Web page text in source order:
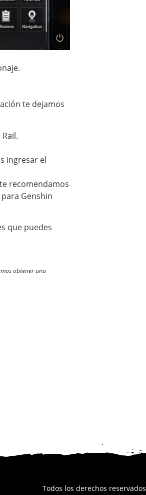
te dejamos
ingresar el
recomendamos
Genshin
que puedes
obtener una
Todos los derechos reservados